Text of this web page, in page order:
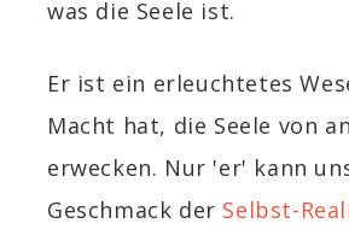
was die Seele ist.
Er ist ein erleuchtetes
Macht hat, die Seele von
erwecken. Nur 'er' kann
Geschmack der Selbst-